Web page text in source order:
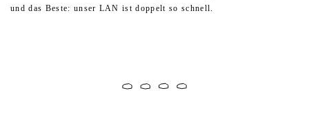
und das Beste: unser LAN ist doppelt so schnell.